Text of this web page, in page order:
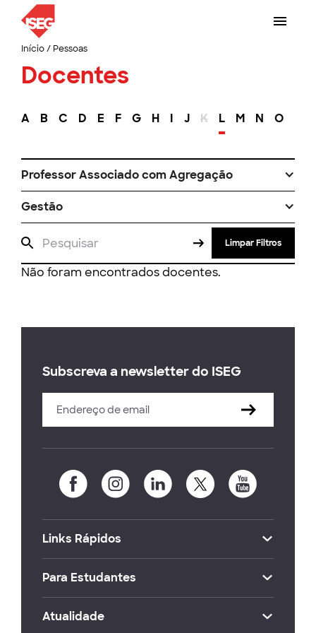
Início/ Pessoas
Docentes
A B C D E F G H I J K L M N O
Professor Associado com Agregação
Gestão
Limpar Filtros
Não foram encontrados docentes.
Subscreva a newsletter do ISEG
Links Rápidos
Para Estudantes
Atualidade